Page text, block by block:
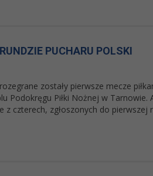
PUCHARU POLSKI
zostały pierwsze mecze
Podokręgu Piłki Nożnej w Tarnowie.
z czterech, zgłoszonych do pierwszej